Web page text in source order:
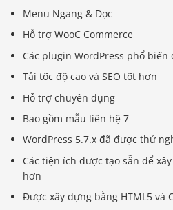
Menu Ngang & Dọc
Hỗ trợ WooC Commerce
Các plugin WordPress phổ
Tải tốc độ cao và SEO tốt hơn
Hỗ trợ chuyên dụng
Bao gồm mẫu liên hệ 7
WordPress 5.7.x đã được thử
Các tiện ích được tạo sẵn để
hơn
Được xây dựng bằng HTML5 và